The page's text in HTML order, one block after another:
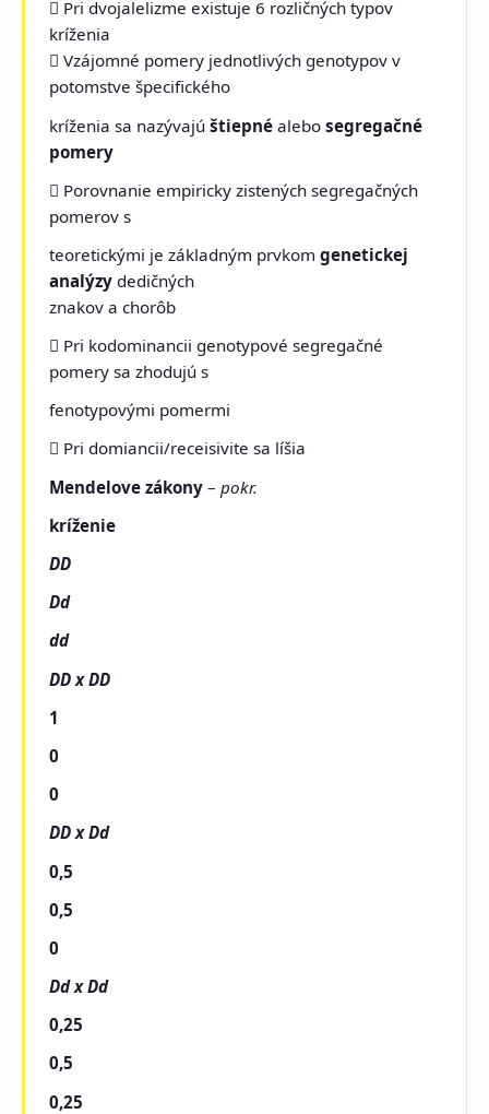
 Pri dvojalelizme existuje 6 rozličných typov
kríženia
 Vzájomné pomery jednotlivých genotypov v
potomstve špecifického
kríženia sa nazývajúštiepnéalebosegregačné
pomery
 Porovnanie empiricky zistených segregačných
pomerov s
teoretickými je základným prvkomgenetickej
analýzydedičných
znakov a chorôb
 Pri kodominancii genotypové segregačné
pomery sa zhodujú s
fenotypovými pomermi
 Pri domiancii/receisivite sa líšia
Mendelove zákony–pokr.
kríženie
DD
Dd
dd
DD x DD
1
0
0
DD x Dd
0,5
0,5
0
Dd x Dd
0,25
0,5
0,25